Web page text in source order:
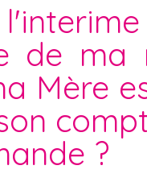
de ma
Mère
?